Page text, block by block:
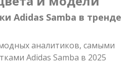
Adidas Samba в тренде
аналитиков, самыми
Adidas Samba в 2025